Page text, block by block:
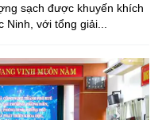
sạch được khuyến khích
với tổng giải...